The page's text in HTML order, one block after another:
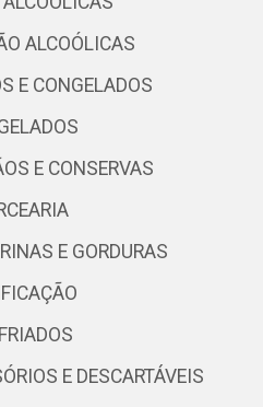
ALCOÓLICAS
E CONGELADOS
E CONSERVAS
E GORDURAS
E DESCARTÁVEIS